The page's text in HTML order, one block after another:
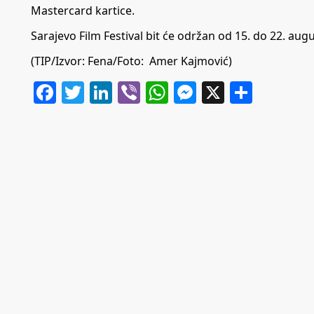
Mastercard kartice.
Sarajevo Film Festival bit će održan od 15. do 22.
(TIP/Izvor: Fena/Foto: Amer Kajmović)
Facebook
Twitter
LinkedIn
ViberWhatsApp
Messenger
X